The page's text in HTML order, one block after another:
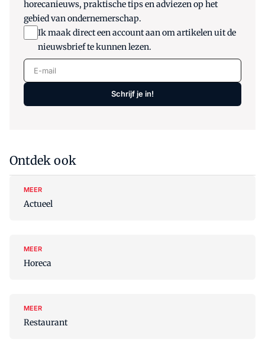
horecanieuws, praktische tips en adviezen op het
gebied van ondernemerschap.
Ik maak direct een account aan om artikelen uit de
nieuwsbrief te kunnen lezen.
E-mail
Schrijf je in!
Ontdek ook
MEER
Actueel
MEER
Horeca
MEER
Restaurant